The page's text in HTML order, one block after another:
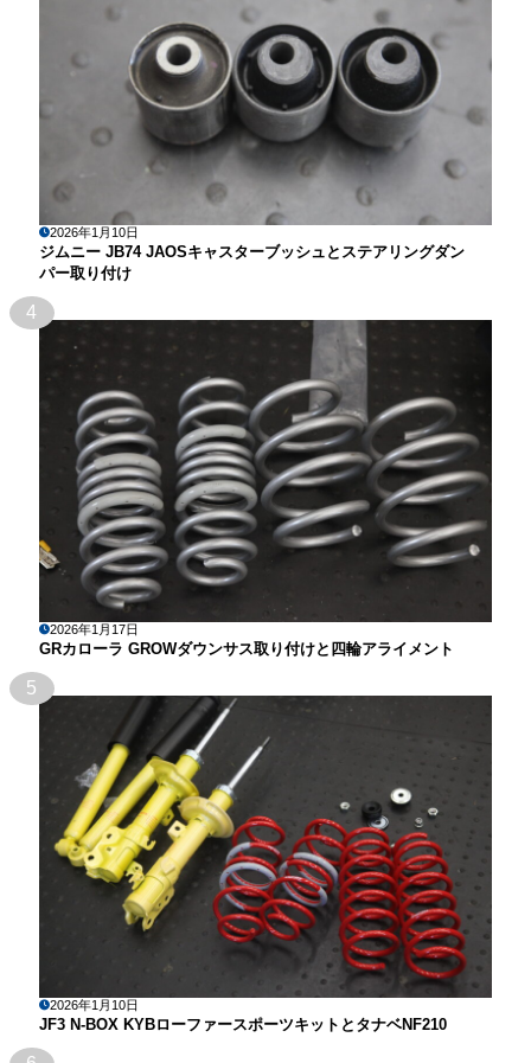
2026年1月10日
ジムニー JB74 JAOSキャスターブッシュとステアリングダン
パー取り付け
4
2026年1月17日
GRカローラ GROWダウンサス取り付けと四輪アライメント
5
2026年1月10日
JF3 N-BOX KYBローファースポーツキットとタナベNF210